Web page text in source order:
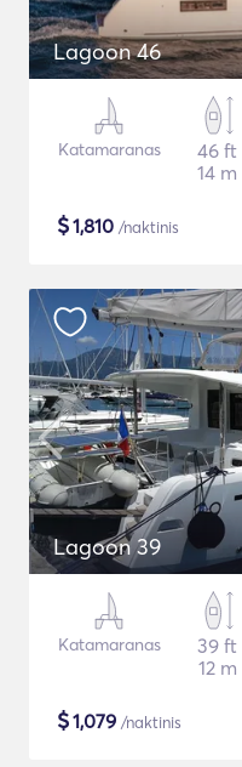
Lagoon 46
Katamaranas
46 ft
14 m
$1,810 /naktinis
Lagoon 39
Katamaranas
39 ft
12 m
$1,079 /naktinis